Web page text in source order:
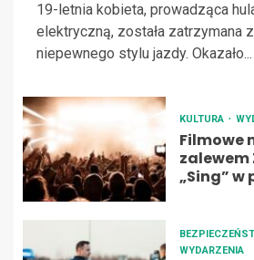
19-letnia kobieta, prowadząca
elektryczną, została zatrzymana
niepewnego stylu jazdy. Okazało...
KULTURA
Filmowe
zalewem
„Sing” w
WYDARZENIA